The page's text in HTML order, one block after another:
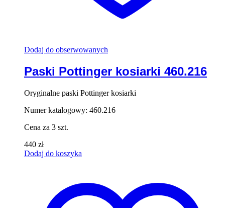
Dodaj do obserwowanych
Paski Pottinger kosiarki 460.216
Oryginalne paski Pottinger kosiarki
Numer katalogowy: 460.216
Cena za 3 szt.
440 zł
Dodaj do koszyka